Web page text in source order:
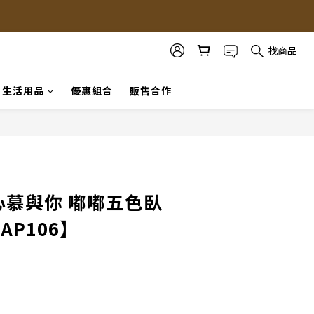
找商品
生活用品 優惠組合 販售合作
與你 嘟嘟五色臥
】